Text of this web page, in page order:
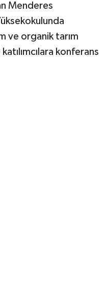
Menderes
ve organik tarım
konferans